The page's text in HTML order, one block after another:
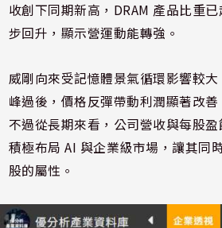
收創下同期新高，DRAM 產品比重
步回升，顯示營運動能轉強。
威剛向來受記憶體景氣循環影響較
峰過後，價格反彈帶動利潤顯著改善
不過從長期來看，公司營收與每股
積極布局 AI 與企業級市場，讓其同
股的屬性。